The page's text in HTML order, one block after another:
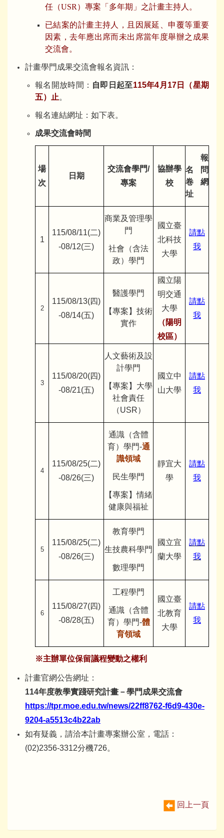
任（USR）專案「多年期」之計畫主持人。
已結案的計畫主持人，且因展延、申覆等重要
因素，去年應出席而未出席當年度舉辦之成果
交流會。
計畫學門成果交流會報名資訊：
報名開放時間： 自即日起至115年4月17日（星期
五）止。
報名連結網址：如下表。
成果交流會時間
場
次
日期
交流會學門/
專案
協辦學
校
報
名問
卷網
址
1
115/08/11(二)
-08/12(三)
商業及管理學
門
社會（含法
政）學門
國立臺
北科技
大學
請點
我
2
115/08/13(四)
-08/14(五)
醫護學門
【專案】技術
實作
國立陽
明交通
大學
（陽明
校區）
請點
我
3
115/08/20(四)
-08/21(五)
人文藝術及設
計學門
【專案】大學
社會責任
（USR）
國立中
山大學
請點
我
4
115/08/25(二)
-08/26(三)
通識（含體
育）學門-通
識領域
民生學門
【專案】情緒
健康與福祉
靜宜大
學
請點
我
5
115/08/25(二)
-08/26(三)
教育學門
生技農科學門
數理學門
國立宜
蘭大學
請點
我
6
115/08/27(四)
-08/28(五)
工程學門
通識（含體
育）學門-體
育領域
國立臺
北教育
大學
請點
我
※主辦單位保留議程變動之權利
計畫官網公告網址：
114年度教學實踐研究計畫－學門成果交流會
https://tpr.moe.edu.tw/news/22ff8762-f6d9-430e-
9204-a5513c4b22ab
如有疑義，請洽本計畫專案辦公室，電話：
(02)2356-3312分機726。
回上一頁